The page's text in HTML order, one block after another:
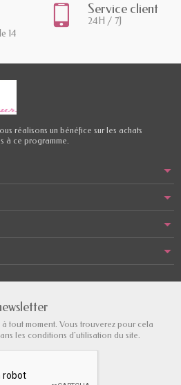
14
Service client
24H / 7J
réalisons un bénéfice sur les achats
à ce programme.
tout moment. Vous trouverez pour cela
les conditions d'utilisation du site.